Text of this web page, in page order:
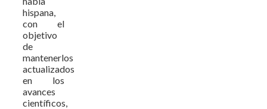
hispana,
con el
objetivo
de
mantenerlos
actualizados
en los
avances
científicos,